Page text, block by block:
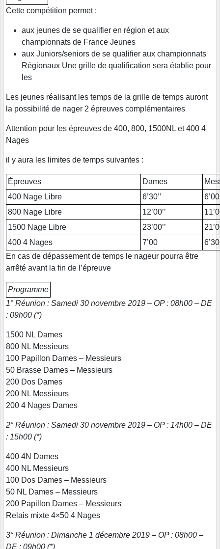
Cette compétition permet :
aux jeunes de se qualifier en région et aux
championnats de France Jeunes
aux Juniors/seniors de se qualifier aux championnats
Régionaux Une grille de qualification sera établie pour
les
Les jeunes réalisant les temps de la grille de temps auront
la possibilité de nager 2 épreuves complémentaires
Attention pour les épreuves de 400, 800, 1500NL et 400 4
Nages
il y aura les limites de temps suivantes :
Épreuves Dames
400 Nage Libre
6’30’’
800 Nage Libre
12’00’’
1500 Nage Libre
23’00’’
400 4 Nages
7’00
En cas de dépassement de temps le nageur pourra être
arrêté avant la fin de l’épreuve
Programme
1° Réunion : Samedi 30 novembre 2019 – OP : 08h00 – DE
: 09h00 (*)
1500 NL Dames
800 NL Messieurs
100 Papillon Dames – Messieurs
50 Brasse Dames – Messieurs
200 Dos Dames
200 NL Messieurs
200 4 Nages Dames
2° Réunion : Samedi 30 novembre 2019 – OP : 14h00 – DE
: 15h00 (*)
400 4N Dames
400 NL Messieurs
100 Dos Dames – Messieurs
50 NL Dames – Messieurs
200 Papillon Dames – Messieurs
Relais mixte 4×50 4 Nages
3° Réunion : Dimanche 1 décembre 2019 – OP : 08h00 –
DE : 09h00 (*)